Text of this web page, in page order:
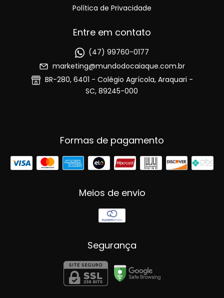
Política de Privacidade
Entre em contato
(47) 99760-0177
marketing@mundodocaiaque.com.br
BR-280, 6401 - Colégio Agrícola, Araquari -
SC, 89245-000
Formas de pagamento
Meios de envio
Segurança